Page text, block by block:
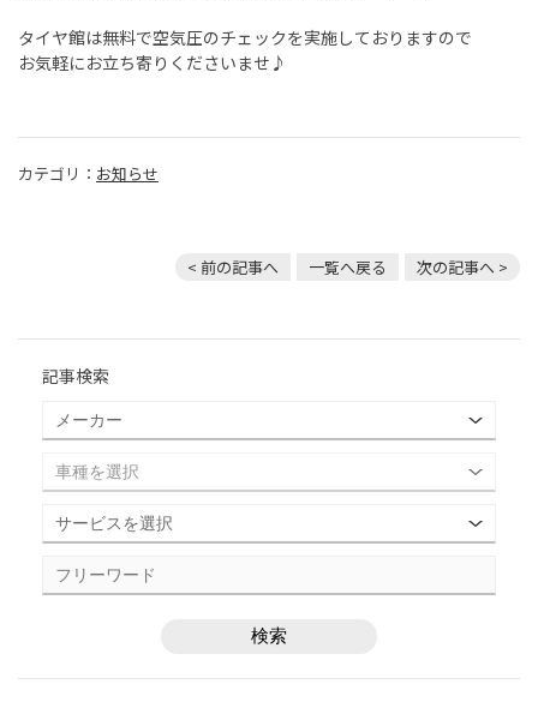
タイヤ館は無料で空気圧のチェックを実施しておりますので
お気軽にお立ち寄りくださいませ♪
カテゴリ： お知らせ
< 前の記事へ 一覧へ戻る 次の記事へ >
記事検索